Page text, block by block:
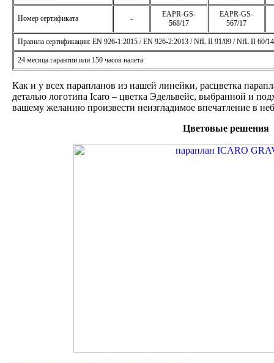
Номер сертификата -
EAPR-GS-
568/17
EAPR-GS-
567/17
Правила сертификации: EN 926-1:2015 / EN 926-2:2013 / NfL II 91/09 / NfL II 60/14
24 месяца гарантии или 150 часов налета
Как и у всех парапланов из нашей линейки, расцветка
деталью логотипа Icaro – цветка Эдельвейс, выбранной и
вашему желанию произвести неизгладимое впечатление в
Цветовые решения